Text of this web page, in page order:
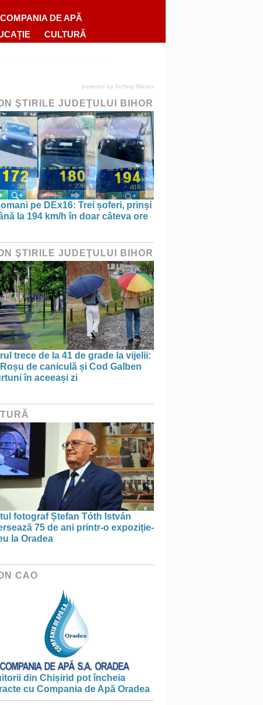
COMPANIA DE APĂ
CULTURĂ
powered by Surfing Waves
ŞTIRILE JUDEŢULUI BIHOR
pe DEx16: Trei șoferi, prinși
la 194 km/h în doar câteva ore
ŞTIRILE JUDEŢULUI BIHOR
trece de la 41 de grade la vijelii:
de caniculă și Cod Galben
în aceeași zi
fotograf Ștefan Tóth István
75 de ani printr-o expoziție-
la Oradea
CAO
din Chișirid pot încheia
cu Compania de Apă Oradea